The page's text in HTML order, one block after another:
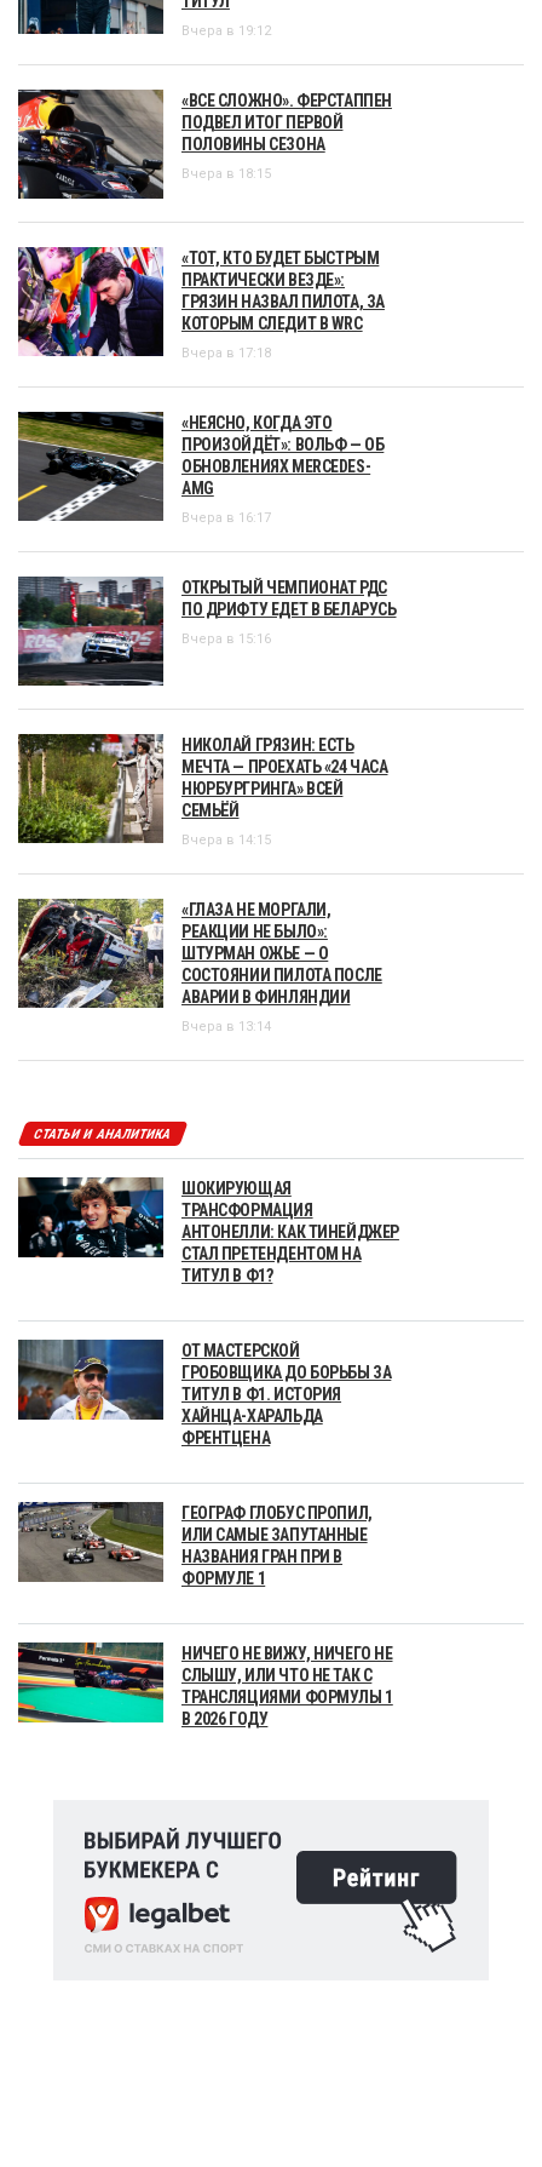
Вчера в 19:12
«ВСЕ СЛОЖНО». ФЕРСТАППЕН
ПОДВЕЛ ИТОГ ПЕРВОЙ
ПОЛОВИНЫ СЕЗОНА
Вчера в 18:15
«ТОТ, КТО БУДЕТ БЫСТРЫМ
ПРАКТИЧЕСКИ ВЕЗДЕ»:
ГРЯЗИН НАЗВАЛ ПИЛОТА, ЗА
КОТОРЫМ СЛЕДИТ В WRC
Вчера в 17:18
«НЕЯСНО, КОГДА ЭТО
ПРОИЗОЙДЁТ»: ВОЛЬФ — ОБ
ОБНОВЛЕНИЯХ MERCEDES-
AMG
Вчера в 16:17
ОТКРЫТЫЙ ЧЕМПИОНАТ РДС
ПО ДРИФТУ ЕДЕТ В БЕЛАРУСЬ
Вчера в 15:16
НИКОЛАЙ ГРЯЗИН: ЕСТЬ
МЕЧТА — ПРОЕХАТЬ «24 ЧАСА
НЮРБУРГРИНГА» ВСЕЙ
СЕМЬЁЙ
Вчера в 14:15
«ГЛАЗА НЕ МОРГАЛИ,
РЕАКЦИИ НЕ БЫЛО»:
ШТУРМАН ОЖЬЕ — О
СОСТОЯНИИ ПИЛОТА ПОСЛЕ
АВАРИИ В ФИНЛЯНДИИ
Вчера в 13:14
СТАТЬИ И АНАЛИТИКА
ШОКИРУЮЩАЯ
ТРАНСФОРМАЦИЯ
АНТОНЕЛЛИ: КАК ТИНЕЙДЖЕР
СТАЛ ПРЕТЕНДЕНТОМ НА
ТИТУЛ В Ф1?
ОТ МАСТЕРСКОЙ
ГРОБОВЩИКА ДО БОРЬБЫ ЗА
ТИТУЛ В Ф1. ИСТОРИЯ
ХАЙНЦА-ХАРАЛЬДА
ФРЕНТЦЕНА
ГЕОГРАФ ГЛОБУС ПРОПИЛ,
ИЛИ САМЫЕ ЗАПУТАННЫЕ
НАЗВАНИЯ ГРАН ПРИ В
ФОРМУЛЕ 1
НИЧЕГО НЕ ВИЖУ, НИЧЕГО НЕ
СЛЫШУ, ИЛИ ЧТО НЕ ТАК С
ТРАНСЛЯЦИЯМИ ФОРМУЛЫ 1
В 2026 ГОДУ